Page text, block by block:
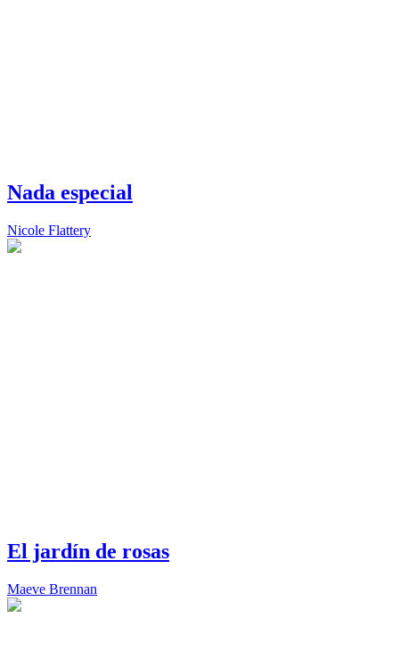
Nada especial
Nicole Flattery
El jardín de rosas
Maeve Brennan